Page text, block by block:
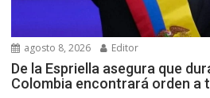
agosto 8, 2026 Editor
De la Espriella asegura que
Colombia encontrará orden a